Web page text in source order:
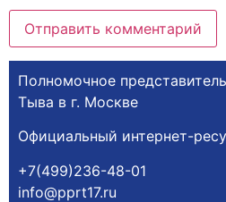
Полномочное
Тыва в г. Москве
Официальный интернет-
+7(499)236-48-01
info@pprt17.ru